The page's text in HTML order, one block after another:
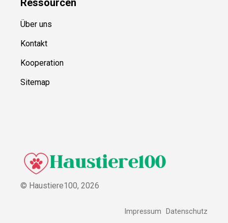
Ressourcen
Über uns
Kontakt
Kooperation
Sitemap
© Haustiere100, 2026
Impressum Datenschutz